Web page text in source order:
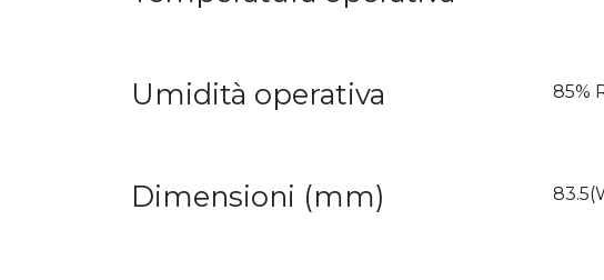
Umidità operativa 85%
Dimensioni (mm)